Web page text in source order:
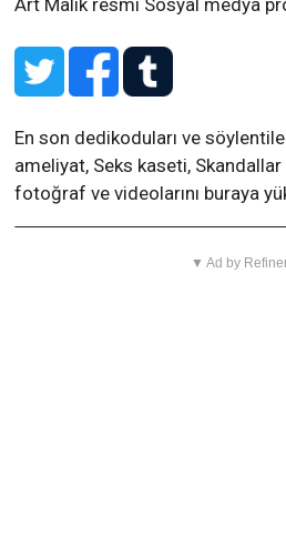
En son dedikoduları ve
ameliyat, Seks kaseti,
fotoğraf ve videolarını buraya
▼ Ad by